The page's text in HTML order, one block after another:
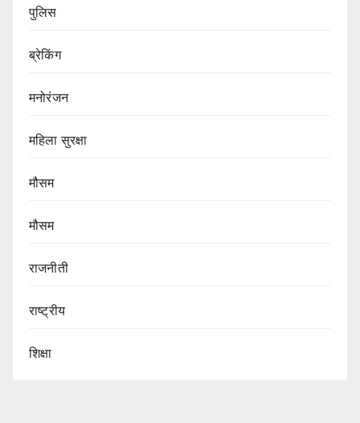
पुलिस
ब्रेकिंग
मनोरंजन
महिला सुरक्षा
मौसम
मौसम
राजनीती
राष्ट्रीय
शिक्षा